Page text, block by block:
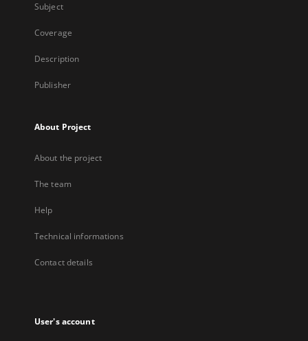
Subject
Coverage
Description
Publisher
About Project
About the project
The team
Help
Technical informations
Contact details
User's account